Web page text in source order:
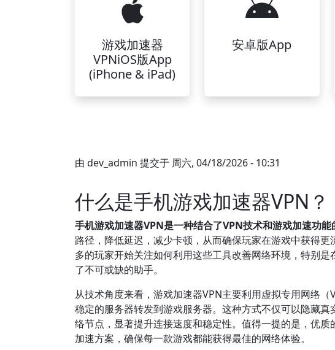
游戏加速器
VPNiOS版App
(iPhone & iPad)
安卓版App
由 dev_admin 提交于 周六, 04/18/2026 - 10:31
什么是手机游戏加速器VPN？
手机游戏加速器VPN是一种结合了VPN技术和游戏加速功能
路径，降低延迟，减少卡顿，从而确保玩家在游戏中获得
多的玩家开始关注如何利用这些工具改善网络环境，特别
了不可或缺的助手。
从技术角度来看，游戏加速器VPN主要利用虚拟专用网络
稳定的服务器转发到游戏服务器。这种方式不仅可以隐藏
络节点，显著提升连接速度和稳定性。值得一提的是，优
加速方案，确保每一款游戏都能获得最佳的网络体验。